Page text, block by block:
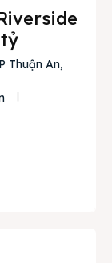
Search
tỷ
Thuận An,